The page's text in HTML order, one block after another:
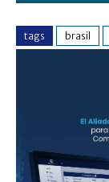
tags brasil